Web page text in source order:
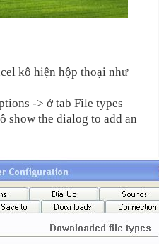
kô hiện hộp thoại như
-> ở tab File types
show the dialog to add an